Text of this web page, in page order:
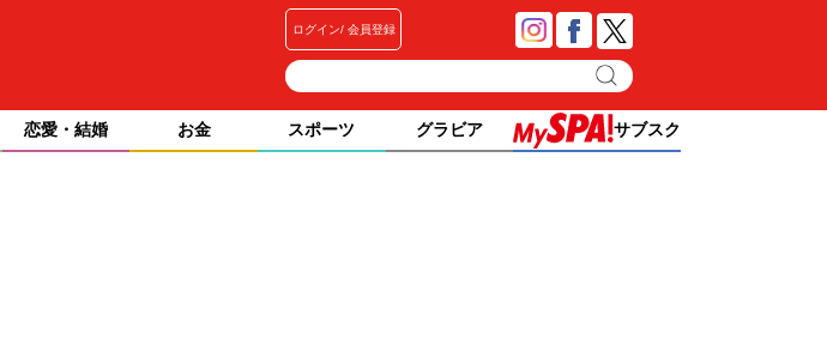
ログイン 会員登録
恋愛・結婚 お金 スポーツ グラビア サブスク